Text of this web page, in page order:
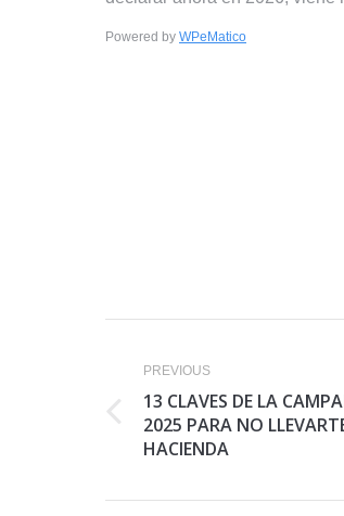
Powered by WPeMatico
navigation
PREVIOUS
Previous
post:
13 CLAVES DE LA
2025 PARA NO
HACIENDA